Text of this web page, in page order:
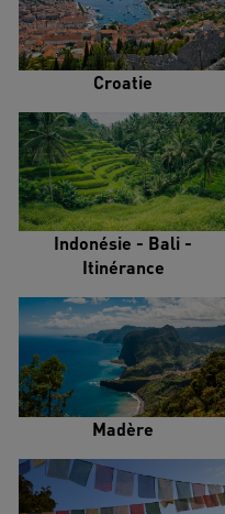
Croatie
Indonésie - Bali -
Itinérance
Madère